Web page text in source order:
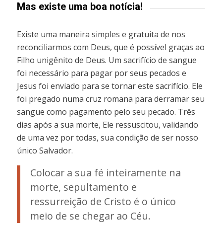
Mas existe uma boa notícia!
Existe uma maneira simples e gratuita de nos
reconciliarmos com Deus, que é possível graças ao
Filho unigênito de Deus. Um sacrifício de sangue
foi necessário para pagar por seus pecados e
Jesus foi enviado para se tornar este sacrifício. Ele
foi pregado numa cruz romana para derramar seu
sangue como pagamento pelo seu pecado. Três
dias após a sua morte, Ele ressuscitou, validando
de uma vez por todas, sua condição de ser nosso
único Salvador.
Colocar a sua fé inteiramente na
morte, sepultamento e
ressurreição de Cristo é o único
meio de se chegar ao Céu.